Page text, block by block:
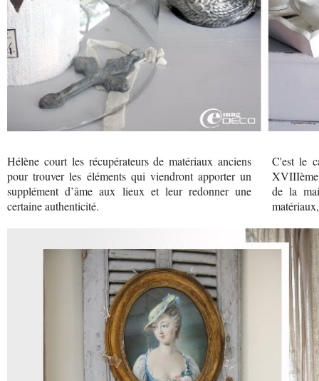
Hélène court les récupérateurs de matériaux anciens
pour trouver les éléments qui viendront apporter un
supplément d’âme aux lieux et leur redonner une
certaine authenticité.
C'est le
XVIIIème
de la